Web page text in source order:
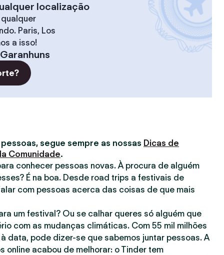
localização
Paris, Los
a isso!
Garanhuns
segue sempre as nossas Dicas de
Comunidade.
conhecer pessoas novas. À procura de alguém
É na boa. Desde road trips a festivais de
com pessoas acerca das coisas de que mais
um festival? Ou se calhar queres só alguém que
com as mudanças climáticas. Com 55 mil milhões
data, pode dizer-se que sabemos juntar pessoas. A
online acabou de melhorar: o Tinder tem